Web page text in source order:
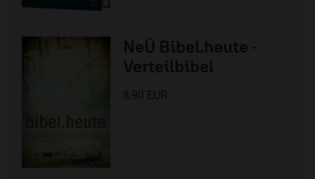
NeÜ Bibel.heute -
Verteilbibel
8,90 EUR